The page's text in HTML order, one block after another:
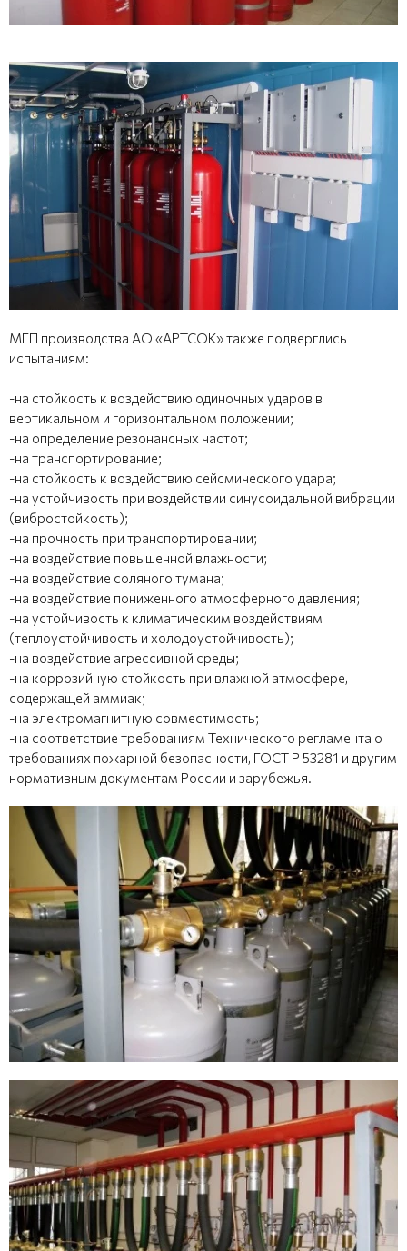
МГП производства АО «АРТСОК» также подверглись
испытаниям:
-на стойкость к воздействию одиночных ударов в
вертикальном и горизонтальном положении;
-на определение резонансных частот;
-на транспортирование;
-на стойкость к воздействию сейсмического удара;
-на устойчивость при воздействии синусоидальной вибрации
(вибростойкость);
-на прочность при транспортировании;
-на воздействие повышенной влажности;
-на воздействие соляного тумана;
-на воздействие пониженного атмосферного давления;
-на устойчивость к климатическим воздействиям
(теплоустойчивость и холодоустойчивость);
-на воздействие агрессивной среды;
-на коррозийную стойкость при влажной атмосфере,
содержащей аммиак;
-на электромагнитную совместимость;
-на соответствие требованиям Технического регламента о
требованиях пожарной безопасности, ГОСТ Р 53281 и другим
нормативным документам России и зарубежья.